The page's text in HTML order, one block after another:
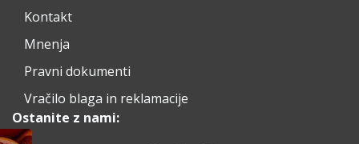
Kontakt
Mnenja
Pravni dokumenti
Vračilo blaga in reklamacije
Ostanite z nami: